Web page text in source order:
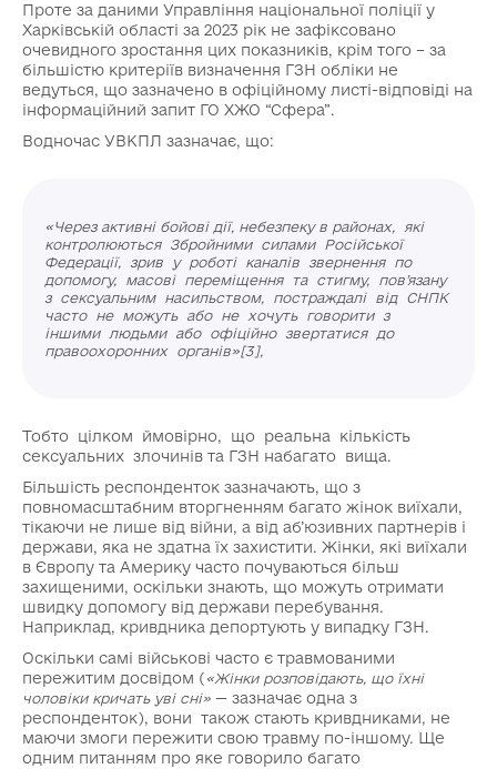
Проте за даними Управління національної поліції у
Харківській області за 2023 рік не зафіксовано
очевидного зростання цих показників, крім того – за
більшістю критеріїв визначення ГЗН обліки не
ведуться, що зазначено в офіційному листі-відповіді на
інформаційний запит ГО ХЖО “Сфера”.
Водночас УВКПЛ зазначає, що:
«Через активні бойові дії, небезпеку в районах, які
контролюються Збройними силами Російської
Федерації, зрив у роботі каналів звернення по
допомогу, масові переміщення та стигму, пов’язану
з сексуальним насильством, постраждалі від СНПК
часто не можуть або не хочуть говорити з
іншими людьми або офіційно звертатися до
правоохоронних органів»[3],
Тобто цілком ймовірно, що реальна кількість
сексуальних злочинів та ГЗН набагато вища.
Більшість респонденток зазначають, що з
повномасштабним вторгненням багато жінок виїхали,
тікаючи не лише від війни, а від аб’юзивних партнерів і
держави, яка не здатна їх захистити. Жінки, які виїхали
в Європу та Америку часто почуваються більш
захищеними, оскільки знають, що можуть отримати
швидку допомогу від держави перебування.
Наприклад, кривдника депортують у випадку ГЗН.
Оскільки самі військові часто є травмованими
пережитим досвідом ( «Жінки розповідають, що їхні
чоловіки кричать уві сні» — зазначає одна з
респонденток), вони також стають кривдниками, не
маючи змоги пережити свою травму по-іншому. Ще
одним питанням про яке говорило багато